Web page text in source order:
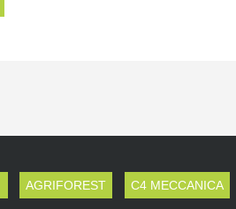
AGRIFOREST C4 MECCANICA